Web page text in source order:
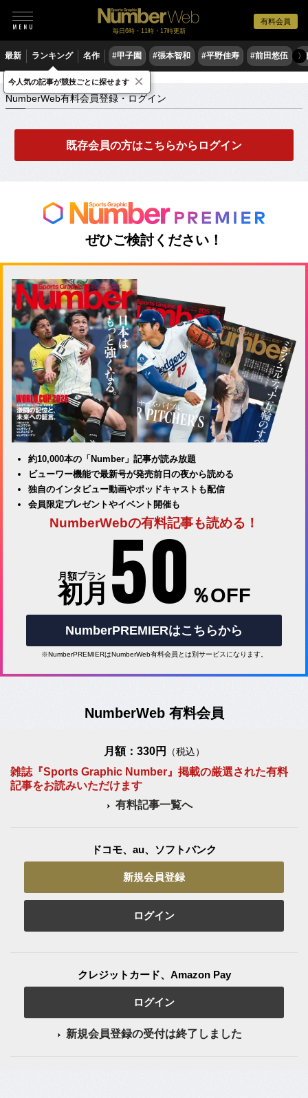
有料会員
毎日6時・11時・17時更新
最新 ランキング 名作 #甲子園 #張本智和 #平野佳寿 #前田悠伍 #
〉
NumberWeb有料会員登録・ログイン
NumberWeb有料会員登録・ログイン
既存会員の方はこちらからログイン
ぜひご検討ください！
約10,000本の「Number」記事が読み放題
ビューワー機能で最新号が発売前日の夜から読める
独自のインタビュー動画やポッドキャストも配信
会員限定プレゼントやイベント開催も
NumberWebの有料記事も読める！
月額プラン
初月 50 ％OFF
NumberPREMIERはこちらから
※NumberPREMIERはNumberWeb有料会員とは別サービスになります。
NumberWeb 有料会員
月額：330円 （税込）
雑誌『Sports Graphic Number』掲載の厳選された有料
記事をお読みいただけます
有料記事一覧へ
ドコモ、au、ソフトバンク
新規会員登録
ログイン
クレジットカード、Amazon Pay
ログイン
新規会員登録の受付は終了しました
今人気の記事が競技ごとに探せます ×